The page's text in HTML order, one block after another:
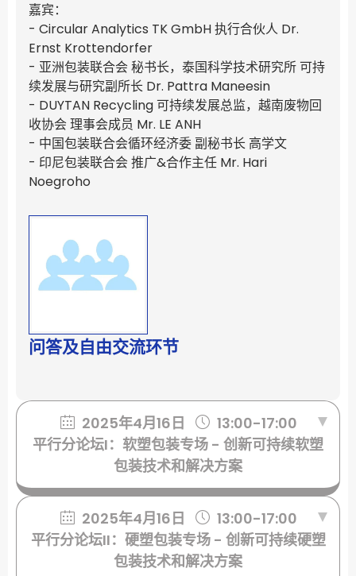
嘉宾：
- Circular Analytics TK GmbH 执行合伙人 Dr.
Ernst Krottendorfer
- 亚洲包装联合会 秘书长，泰国科学技术研究所 可持
续发展与研究副所长 Dr. Pattra Maneesin
- DUYTAN Recycling 可持续发展总监，越南废物回
收协会 理事会成员 Mr. LE ANH
- 中国包装联合会循环经济委 副秘书长 高学文
- 印尼包装联合会 推广&合作主任 Mr. Hari
Noegroho
问答及自由交流环节
2025年4月16日
13:00-17:00
平行分论坛I：软塑包装专场 - 创新可持续软塑
包装技术和解决方案
2025年4月16日
13:00-17:00
平行分论坛II：硬塑包装专场 - 创新可持续硬塑
包装技术和解决方案